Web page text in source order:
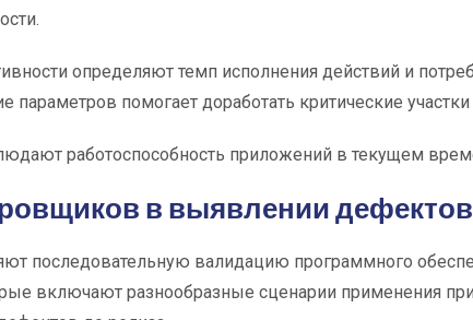
определяют темп исполнения действий и
параметров помогает доработать критические участки
работоспособность приложений в текущем
в выявлении дефектов
последовательную валидацию программного
включают разнообразные сценарии применения